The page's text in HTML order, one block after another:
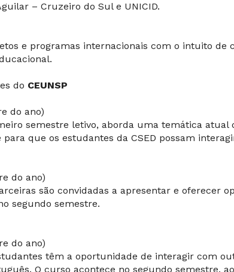
– Cruzeiro do Sul e UNICID.
e programas internacionais com o intuito de
do CEUNSP
do ano)
semestre letivo, aborda uma temática
que os estudantes da CSED possam
do ano)
são convidadas a apresentar e oferecer
segundo semestre.
do ano)
têm a oportunidade de interagir com
O curso acontece no segundo semestre,